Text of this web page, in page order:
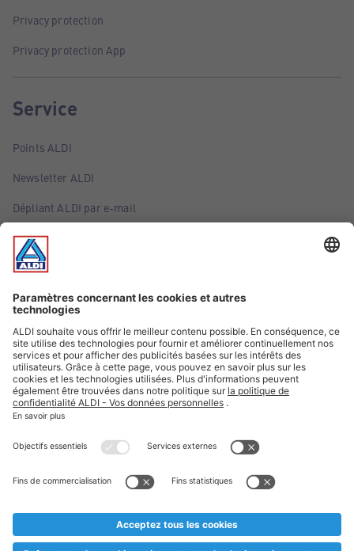
Privacy protection
Privacy protection App
Service
Points ALDI
Newsletter ALDI
Dépliant ALDI par e-mail
Offres
Infos essentielles
Suivez ALDI Belgique
Textes marqués d'un astérisque et mentions légales
* Nous vendons ces articles temporairement et jusqu'à
au cas où, malgré le planning bien étudié, nous serions
prématurément en rupture de stock. Prix Recupel et TVA incl.
** Sur ce site, l’utilisation de la forme masculine a été adoptée